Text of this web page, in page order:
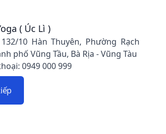
( Úc Lì )
10 Hàn Thuyên, Phường Rạch
phố Vũng Tầu, Bà Rịa - Vũng Tàu
0949 000 999